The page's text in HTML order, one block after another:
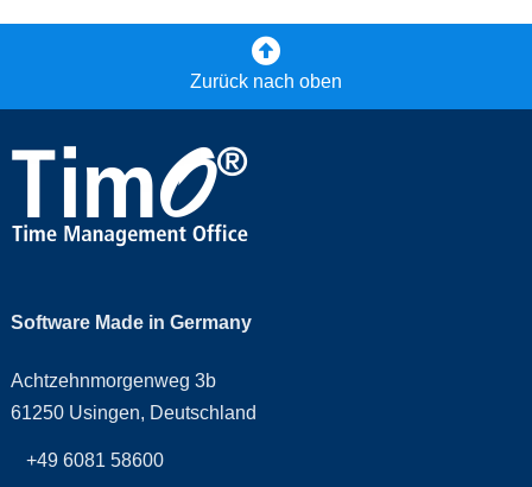
Zurück nach oben
Software Made in Germany
Achtzehnmorgenweg 3b
61250 Usingen, Deutschland
+49 6081 58600